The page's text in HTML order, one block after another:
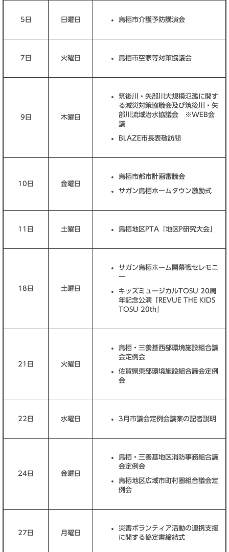
5日 日曜日 鳥栖市介護予防講演会
7日 火曜日 鳥栖市空家等対策協議会
9日 木曜日
筑後川・矢部川大規模氾濫に関す
る減災対策協議会及び筑後川・矢
部川流域治水協議会 ※WEB会
議
BLAZE市長表敬訪問
10日 金曜日
鳥栖市都市計画審議会
サガン鳥栖ホームタウン激励式
11日 土曜日 鳥栖地区PTA「地区P研究大会」
18日 土曜日
サガン鳥栖ホーム開幕戦セレモニ
ー
キッズミュージカルTOSU 20周
年記念公演「REVUE THE KIDS
TOSU 20th」
21日 火曜日
鳥栖・三養基西部環境施設組合議
会定例会
佐賀県東部環境施設組合議会定例
会
22日 水曜日 3月市議会定例会議案の記者説明
24日 金曜日
鳥栖・三養基地区消防事務組合議
会定例会
鳥栖地区広域市町村圏組合議会定
例会
27日 月曜日
災害ボランティア活動の連携支援
に関する協定書締結式